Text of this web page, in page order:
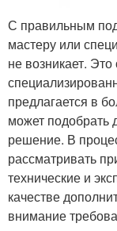
С правильным
мастеру или
не возникает.
предлагается в
может подобрать
решение. В
рассматривать
технические и
качестве
внимание